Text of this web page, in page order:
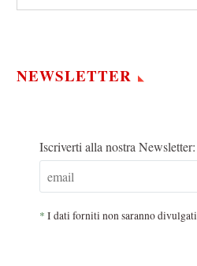
NEWSLETTER
Iscriverti alla nostra Newsletter:
* I dati forniti non saranno divulgati